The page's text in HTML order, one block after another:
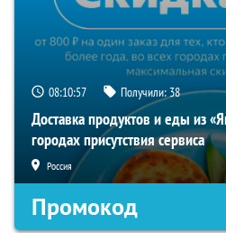
08:10:57 Получили:38
Доставка продуктов и еды из
городах присутствия сервиса
Россия
Промокод